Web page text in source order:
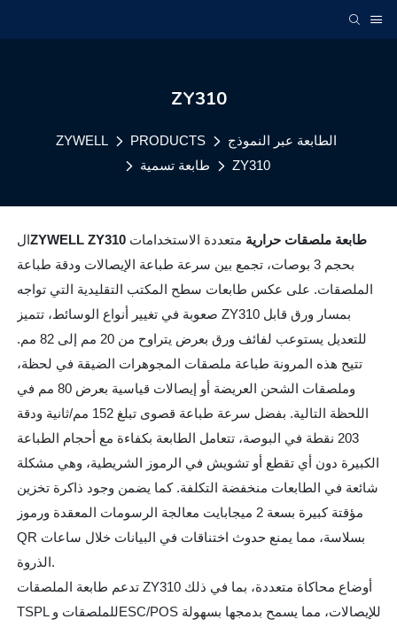
ZY310
ZYWELL PRODUCTS
الطابعة عبر النموذج
طابعة تسمية
ZY310
الZYWELL ZY310 طابعة ملصقات حرارية متعددة الاستخدامات
بحجم 3 بوصات، تجمع بين سرعة طباعة الإيصالات ودقة طباعة
الملصقات. على عكس طابعات سطح المكتب التقليدية التي تواجه
صعوبة في تغيير أنواع الوسائط، تتميز ZY310 بمسار ورق قابل
للتعديل يستوعب لفائف ورق بعرض يتراوح من 20 مم إلى 82 مم.
تتيح هذه المرونة طباعة ملصقات المجوهرات الضيقة في لحظة،
وملصقات الشحن العريضة أو إيصالات قياسية بعرض 80 مم في
اللحظة التالية. بفضل سرعة طباعة قصوى تبلغ 152 مم/ثانية ودقة
203 نقطة في البوصة، تتعامل الطابعة بكفاءة مع أحجام الطباعة
الكبيرة دون أي تقطع أو تشويش في الرموز الشريطية، وهي مشكلة
شائعة في الطابعات منخفضة التكلفة. كما يضمن وجود ذاكرة تخزين
مؤقتة كبيرة بسعة 2 ميجابايت معالجة الرسومات المعقدة ورموز
QR بسلاسة، مما يمنع حدوث اختناقات في البيانات خلال ساعات
الذروة.
تدعم طابعة الملصقات ZY310 أوضاع محاكاة متعددة، بما في ذلك
TSPL للملصقات وESC/POS للإيصالات، مما يسمح بدمجها بسهولة